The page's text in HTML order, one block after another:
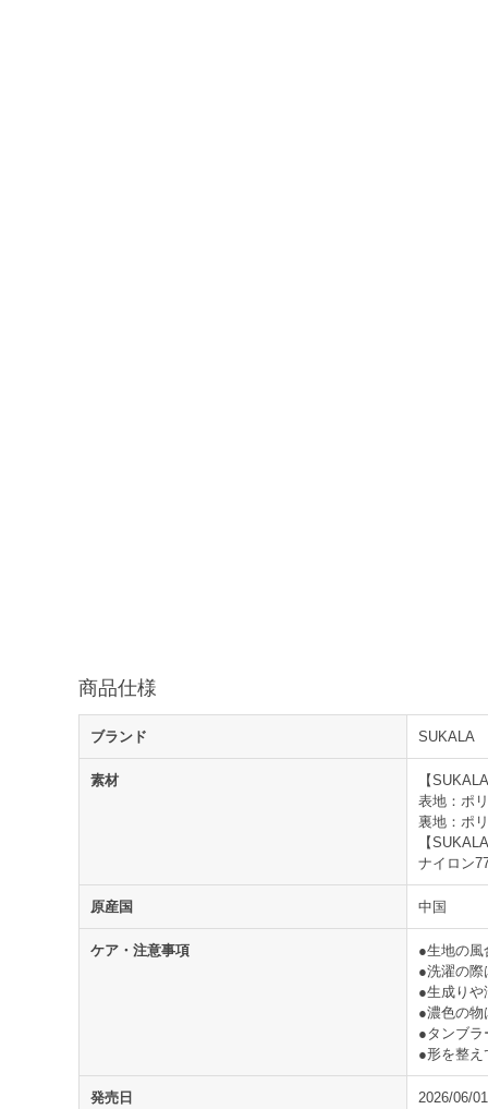
商品仕様
ブランド SUKALA
素材
【
表地：ポ
裏地：ポ
【
ナイロン
原産国 中国
ケア・注意事項
●生地の風
●洗濯の際
●生成りや
●濃色の物
●タンブラ
●形を整え
発売日 2026/06/